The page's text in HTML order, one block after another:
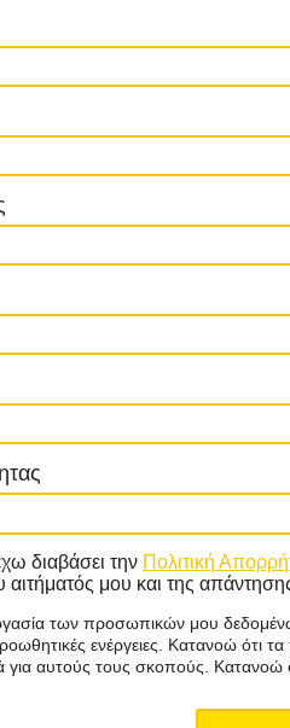
διαβάσει την Πολιτική
αιτήματός μου και της
των προσωπικών μου
ενέργειες. Κατανοώ ότι
για αυτούς τους σκοπούς. Κατανοώ